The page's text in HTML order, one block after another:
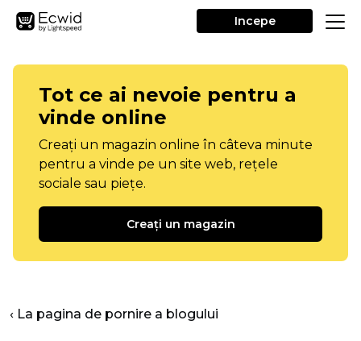
Incepe
Tot ce ai nevoie pentru a
vinde online
Creați un magazin online în câteva minute
pentru a vinde pe un site web, rețele
sociale sau piețe.
Creați un magazin
‹ La pagina de pornire a blogului